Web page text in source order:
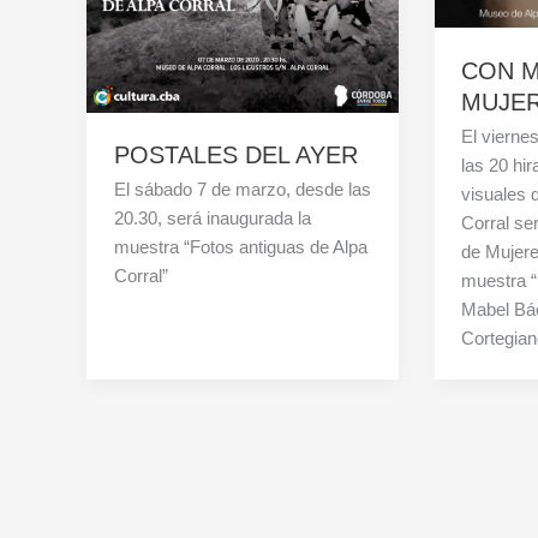
POSTALES DEL AYER
El sábado 7 de marzo, desde las
20.30, será inaugurada la
muestra “Fotos antiguas de Alpa
Corral”
CON
El
las 20
visuales
Corral
de
muestra
Mabel